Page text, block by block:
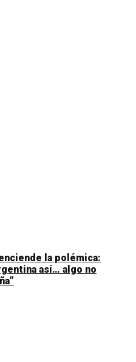
la polémica:
así… algo no